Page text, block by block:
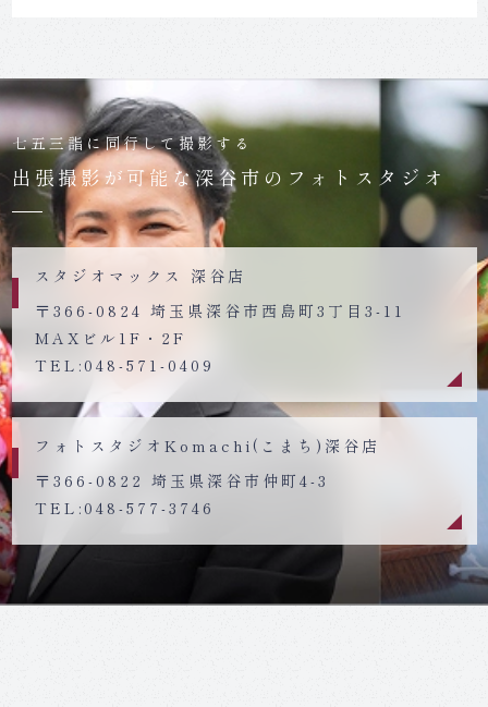
七五三詣に同行して撮影する
出張撮影が可能な深谷市のフォトスタジオ
スタジオマックス 深谷店
〒366-0824 埼玉県深谷市西島町3丁目3-11
MAXビル1F・2F
TEL:048-571-0409
フォトスタジオKomachi(こまち)深谷店
〒366-0822 埼玉県深谷市仲町4-3
TEL:048-577-3746